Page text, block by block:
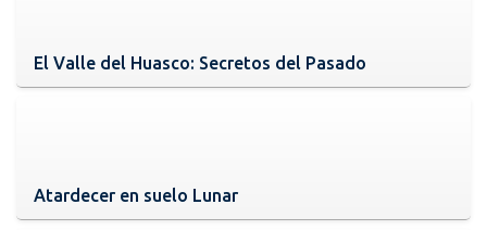
El Valle del Huasco: Secretos del Pasado
Atardecer en suelo Lunar